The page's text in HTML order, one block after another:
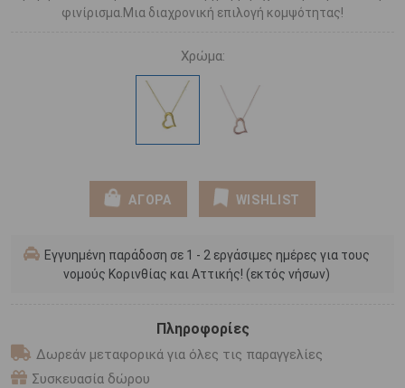
φινίρισμα.Μια διαχρονική επιλογή κομψότητας!
Χρώμα:
ΑΓΟΡΑ WISHLIST
Εγγυημένη παράδοση σε 1 - 2 εργάσιμες ημέρες για τους
νομούς Κορινθίας και Αττικής! (εκτός νήσων)
Πληροφορίες
Δωρεάν μεταφορικά για όλες τις παραγγελίες
Συσκευασία δώρου